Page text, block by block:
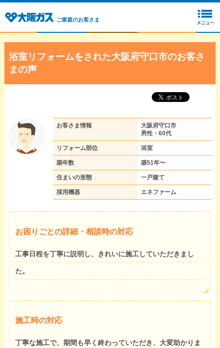
ご家庭のお客さま
浴室リフォームをされた大阪府守口市のお客さ
まの声
お客さま情報
大阪府守口市
男性・60代
リフォーム部位 浴室
築年数 築51年〜
住まいの形態 一戸建て
採用機器 エネファーム
お困りごとの詳細・相談時の対応
工事日程を丁寧に説明し、きれいに施工していただきまし
た。
施工時の対応
丁寧な施工で、期間も早く終わっていただき、大変助かりま